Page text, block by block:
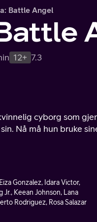
Battle Angel
12+ 7.3
cyborg som
Nå må hun bruke
Gonzalez, Idara Victor,
Keean Johnson, Lana
Rodriguez, Rosa Salazar